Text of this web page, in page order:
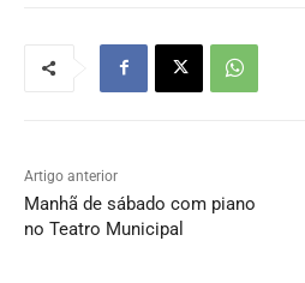
Artigo anterior
Manhã de sábado com piano
no Teatro Municipal